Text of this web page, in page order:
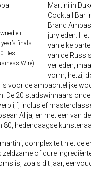
elit
finals
Best
Wire)
Martini in
Cocktail Bar
Brand
juryleden.
van elke
van de
verleden,
vorm, hetzij
voor de ambachtelijke
De 20 stadswinnaars
inclusief
Alija, en met een van
hedendaagse
complexiteit niet de
of dure
is, zoals dit jaar,